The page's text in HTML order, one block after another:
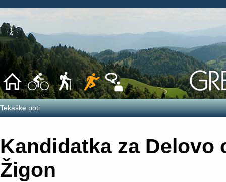
Tekaške poti
Kandidatka za Delovo
Žigon